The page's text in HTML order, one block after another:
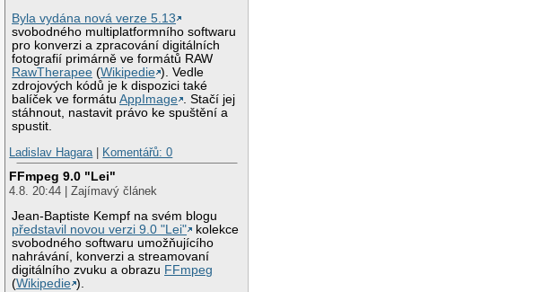
Byla vydána nová verze 5.13
svobodného multiplatformního softwaru
pro konverzi a zpracování digitálních
fotografií primárně ve formátů RAW
RawTherapee (Wikipedie ). Vedle
zdrojových kódů je k dispozici také
balíček ve formátuAppImage
. Stačí jej
stáhnout, nastavit právo ke spuštění a
spustit.
Ladislav Hagara| Komentářů: 0
FFmpeg 9.0 "Lei"
4.8. 20:44 | Zajímavý článek
Jean-Baptiste Kempf na svém blogu
představil novou verzi 9.0 "Lei"
kolekce
svobodného softwaru umožňujícího
nahrávání, konverzi a streamovaní
digitálního zvuku a obrazu FFmpeg
(Wikipedie ).